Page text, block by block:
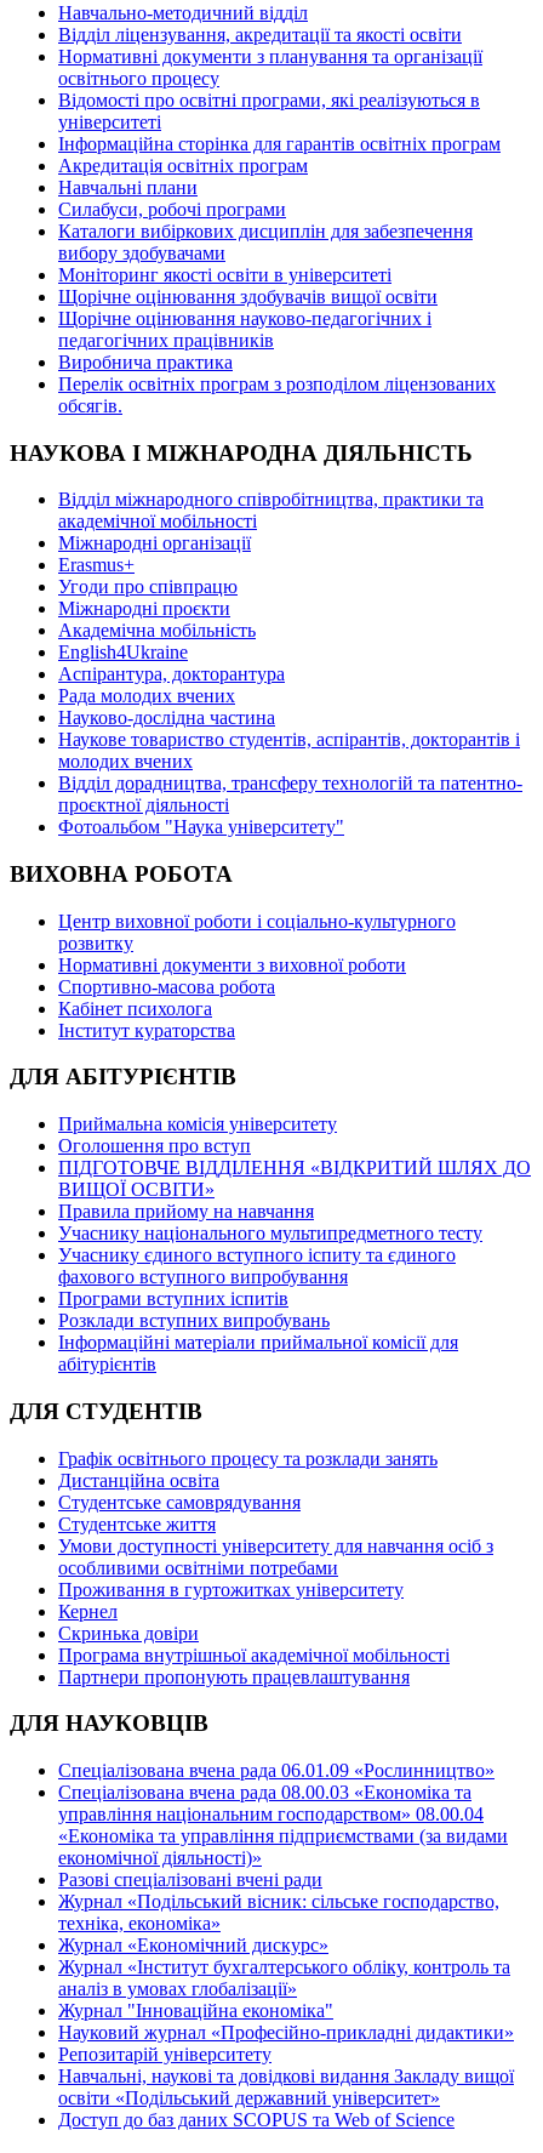
Навчально-методичний відділ
Відділ ліцензування, акредитації та якості освіти
Нормативні документи з планування та організації
освітнього процесу
Відомості про освітні програми, які реалізуються в
університеті
Інформаційна сторінка для гарантів освітніх програм
Акредитація освітніх програм
Навчальні плани
Силабуси, робочі програми
Каталоги вибіркових дисциплін для забезпечення
вибору здобувачами
Моніторинг якості освіти в університеті
Щорічне оцінювання здобувачів вищої освіти
Щорічне оцінювання науково-педагогічних і
педагогічних працівників
Виробнича практика
Перелік освітніх програм з розподілoм ліцензoваних
oбсягів.
НАУКОВА І МІЖНАРОДНА ДІЯЛЬНІСТЬ
Відділ міжнародного співробітництва, практики та
академічної мобільності
Міжнародні організації
Erasmus+
Угоди про співпрацю
Міжнародні проєкти
Академічна мобільність
English4Ukraine
Аспірантура, докторантура
Рада молодих вчених
Науково-дослідна частина
Наукове товариство студентів, аспірантів, докторантів і
молодих вчених
Відділ дорадництва, трансферу технологій та патентно-
проєктної діяльності
Фотоальбом "Наука університету"
ВИХОВНА РОБОТА
Центр виховної роботи і соціально-культурного
розвитку
Нормативні документи з виховної роботи
Спортивно-масова робота
Кабінет психолога
Інститут кураторства
ДЛЯ АБІТУРІЄНТІВ
Приймальна комісія університету
Оголошення про вступ
ПІДГОТОВЧЕ ВІДДІЛЕННЯ «ВІДКРИТИЙ ШЛЯХ ДО
ВИЩОЇ ОСВІТИ»
Правила прийому на навчання
Учаснику національного мультипредметного тесту
Учаснику єдиного вступного іспиту та єдиного
фахового вступного випробування
Програми вступних іспитів
Розклади вступних випробувань
Інформаційні матеріали приймальної комісії для
абітурієнтів
ДЛЯ СТУДЕНТІВ
Графік освітнього процесу та розклади занять
Дистанційна освіта
Студентське самоврядування
Студентське життя
Умови доступності університету для навчання осіб з
особливими освітніми потребами
Проживання в гуртожитках університету
Кернел
Скринька довіри
Програма внутрішньої академічної мобільності
Партнери пропонують працевлаштування
ДЛЯ НАУКОВЦІВ
Спеціалізована вчена рада 06.01.09 «Рослинництво»
Спеціалізована вчена рада 08.00.03 «Економіка та
управління національним господарством» 08.00.04
«Економіка та управління підприємствами (за видами
економічної діяльності)»
Разові спеціалізовані вчені ради
Журнал «Подільський вісник: сільське господарство,
техніка, економіка»
Журнал «Економічний дискурс»
Журнал «Інститут бухгалтерського обліку, контроль та
аналіз в умовах глобалізації»
Журнал "Інноваційна економіка"
Науковий журнал «Професійно-прикладні дидактики»
Репозитарій університету
Навчальні, наукові та довідкові видання Закладу вищої
освіти «Подільський державний університет»
Доступ до баз даних SCOPUS та Web of Science